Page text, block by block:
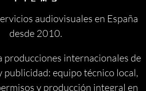
audiovisuales en España
desde 2010.
producciones internacionales de
publicidad: equipo técnico local,
y producción integral en